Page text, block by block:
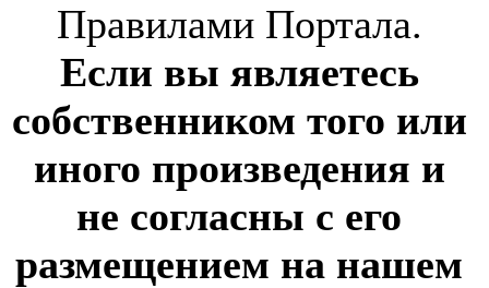
Правилами Портала.
Если вы являетесь
собственником того или
иного произведения и
не согласны с его
размещением на нашем